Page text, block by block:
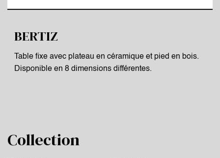
BERTIZ
Table fixe avec plateau en céramique et pied en bois.
Disponible en 8 dimensions différentes.
Collection